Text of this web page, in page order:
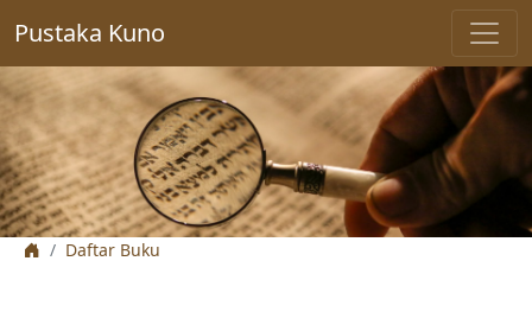
Pustaka Kuno
Daftar Buku